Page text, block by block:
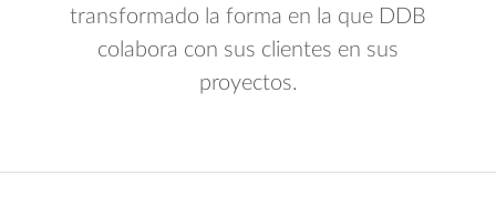
transformado la forma en la que DDB
colabora con sus clientes en sus
proyectos.